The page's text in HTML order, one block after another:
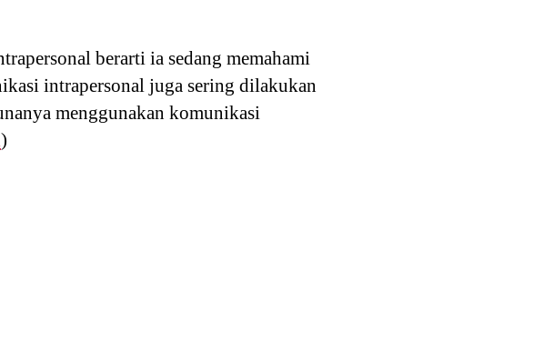
berarti ia sedang memahami
intrapersonal juga sering dilakukan
menggunakan komunikasi
)